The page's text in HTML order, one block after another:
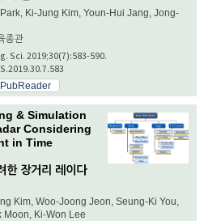
Ki-Jung Kim, Youn-Hui Jang, Jong-
종관
Sci. 2019;30(7):583-590.
PubReader
& Simulation
Considering
in Time
한 장거리 레이다
Kim, Woo-Joong Jeon, Seung-Ki You,
Moon, Ki-Won Lee